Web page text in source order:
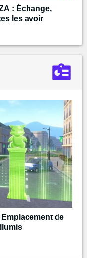
: Échange,
les avoir
de